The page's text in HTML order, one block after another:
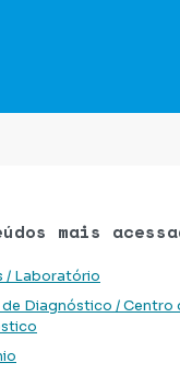
mais
/ Laboratório
Diagnóstico / Centro